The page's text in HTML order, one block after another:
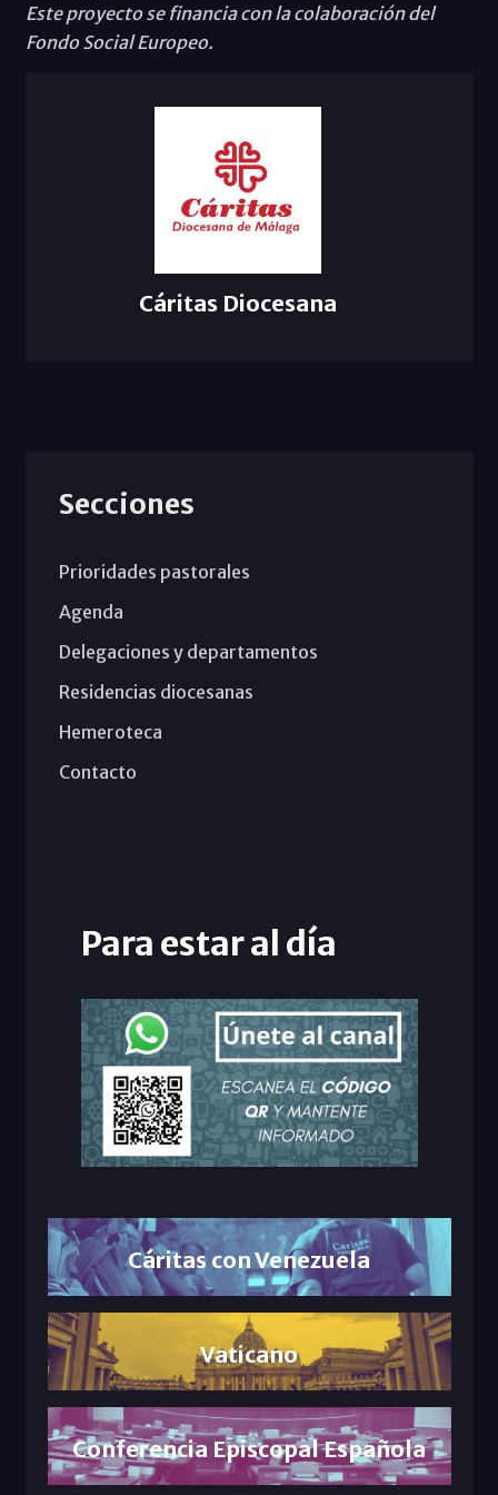
Este proyecto se financia con la colaboración del
Fondo Social Europeo.
Cáritas Diocesana
Secciones
Prioridades pastorales
Agenda
Delegaciones y departamentos
Residencias diocesanas
Hemeroteca
Contacto
Para estar al día
Cáritas con Venezuela
Vaticano
Conferencia Episcopal Española